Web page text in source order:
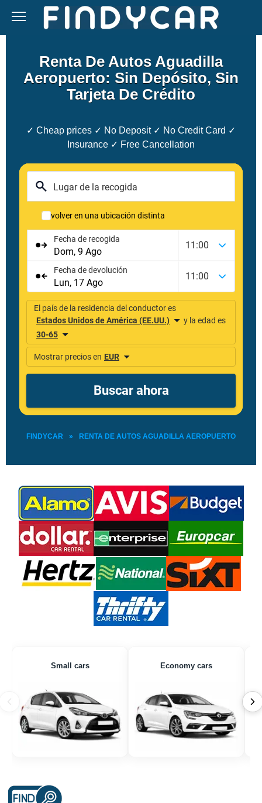
content
Renta De Autos Aguadilla
Aeropuerto: Sin Depósito, Sin
Tarjeta De Crédito
✓ Cheap prices ✓ No Deposit ✓ No Credit Card ✓
Insurance ✓ Free Cancellation
FINDYCAR » RENTA DE AUTOS AGUADILLA AEROPUERTO
Small cars Economy cars